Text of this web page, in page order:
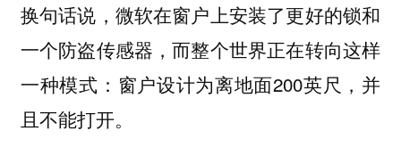
换句话说，微软在窗户上安装了更好的锁和
一个防盗传感器，而整个世界正在转向这样
一种模式：窗户设计为离地面200英尺，并
且不能打开。